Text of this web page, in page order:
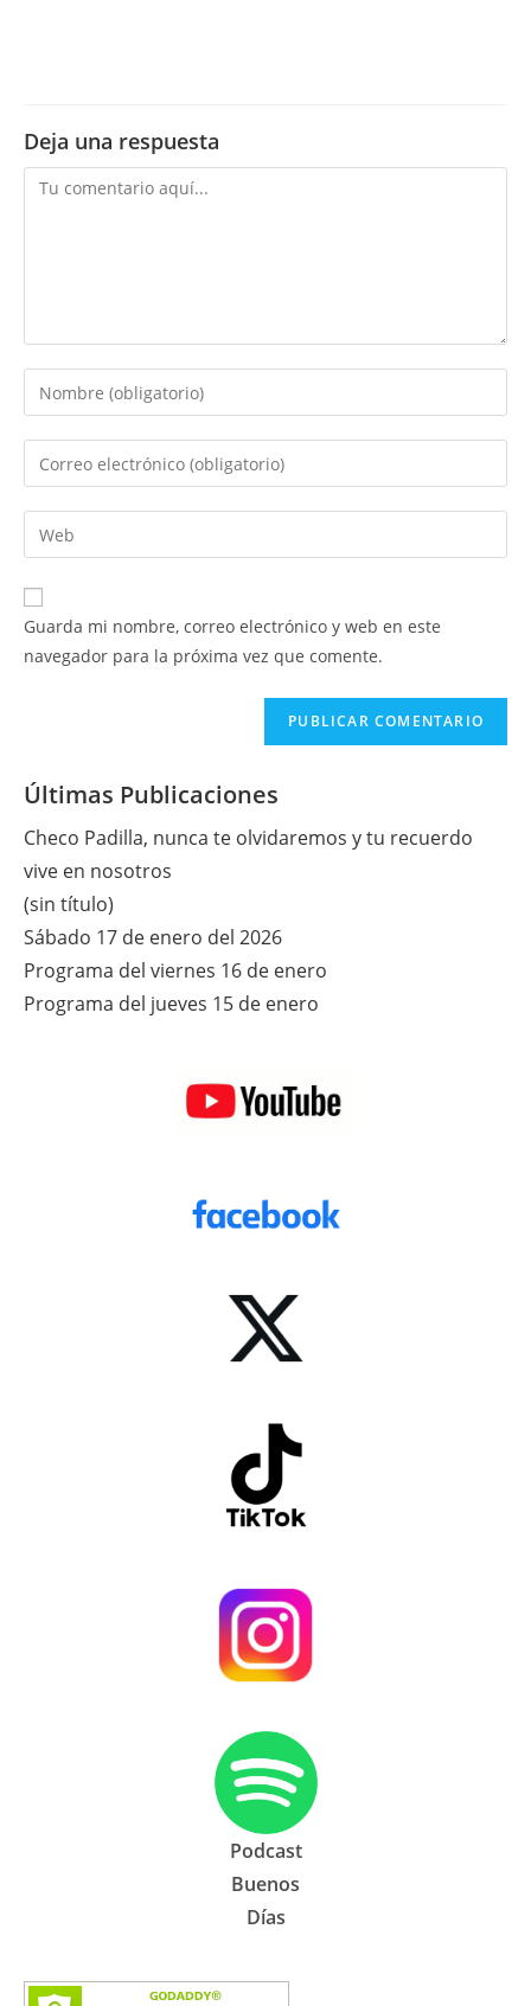
Deja una respuesta
Comentario
Introduce
tu
nombre
de
usuario
para
comentar
Introduce
tu
dirección
de
electrónico
para
comentar
Introduce
la
URL
de
Guarda mi nombre, correo electrónico y web en este
navegador para la próxima vez que comente.
Últimas Publicaciones
Checo Padilla, nunca te olvidaremos y tu recuerdo
vive en nosotros
(sin título)
Sábado 17 de enero del 2026
Programa del viernes 16 de enero
Programa del jueves 15 de enero
Podcast
Buenos
Días